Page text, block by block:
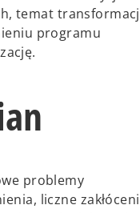
temat
programu
problemy
liczne